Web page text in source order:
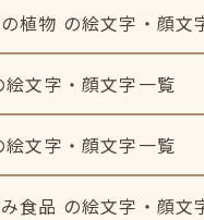
植物 の絵文字・顔文
絵文字・顔文字一覧
絵文字・顔文字一覧
食品 の絵文字・顔文